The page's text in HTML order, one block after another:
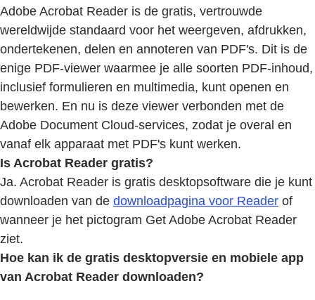
Adobe Acrobat Reader is de gratis, vertrouwde
wereldwijde standaard voor het weergeven, afdrukken,
ondertekenen, delen en annoteren van PDF's. Dit is de
enige PDF-viewer waarmee je alle soorten PDF-inhoud,
inclusief formulieren en multimedia, kunt openen en
bewerken. En nu is deze viewer verbonden met de
Adobe Document Cloud-services, zodat je overal en
vanaf elk apparaat met PDF's kunt werken.
Is Acrobat Reader gratis?
Ja. Acrobat Reader is gratis desktopsoftware die je kunt
downloaden van de downloadpagina voor Reader of
wanneer je het pictogram Get Adobe Acrobat Reader
ziet.
Hoe kan ik de gratis desktopversie en mobiele app
van Acrobat Reader downloaden?